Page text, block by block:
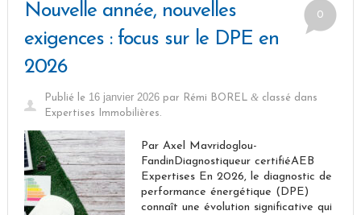
0
Nouvelle année, nouvelles
exigences : focus sur le DPE en
2026
Publié le 16 janvier 2026par Rémi BOREL &classé dans
Expertises Immobilières
Par Axel Mavridoglou-
FandinDiagnostiqueur certifiéAEB
Expertises En 2026, le diagnostic de
performance énergétique (DPE)
connaît une évolution significative qui